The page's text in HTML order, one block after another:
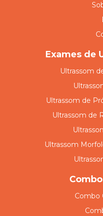
Exames de
Ultrassom
Ultrassom de
Ultrassom de
Ultrassom
Combo